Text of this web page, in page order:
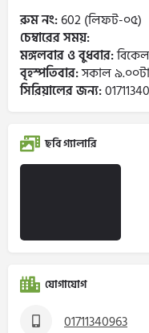
রুম নং:602 (লিফট-০৫)
চেম্বারের সময়:
মঙ্গলবার ও বুধবার:
বৃহস্পতিবার:সকাল
সিরিয়ালের জন্য:
ছবি গ্যালারি
যোগাযোগ
01711340963